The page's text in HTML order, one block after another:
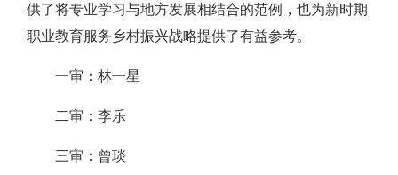
供了将专业学习与地方发展相结合的范例，也为新时期
职业教育服务乡村振兴战略提供了有益参考。
一审：林一星
二审：李乐
三审：曾琰